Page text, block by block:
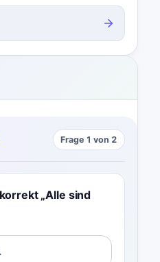
Frage 1 von 2
„Alle sind